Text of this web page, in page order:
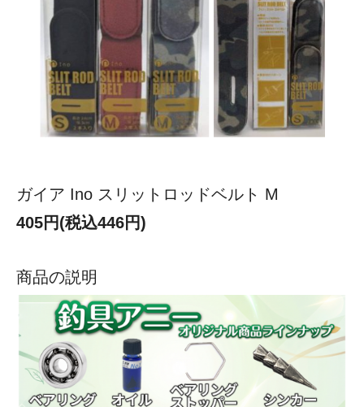
ガイア Ino スリットロッドベルト M
405円(税込446円)
商品の説明